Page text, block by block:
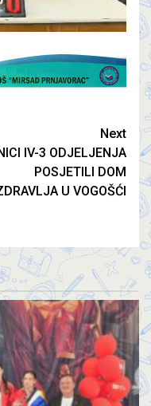
Next
IV-3 ODJELJENJA
POSJETILI DOM
U VOGOŠĆI